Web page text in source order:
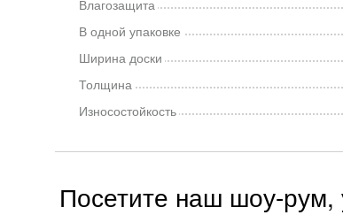
Влагозащита
В одной упаковке
Ширина доски
Толщина
Износостойкость
Посетите наш шоу-рум,